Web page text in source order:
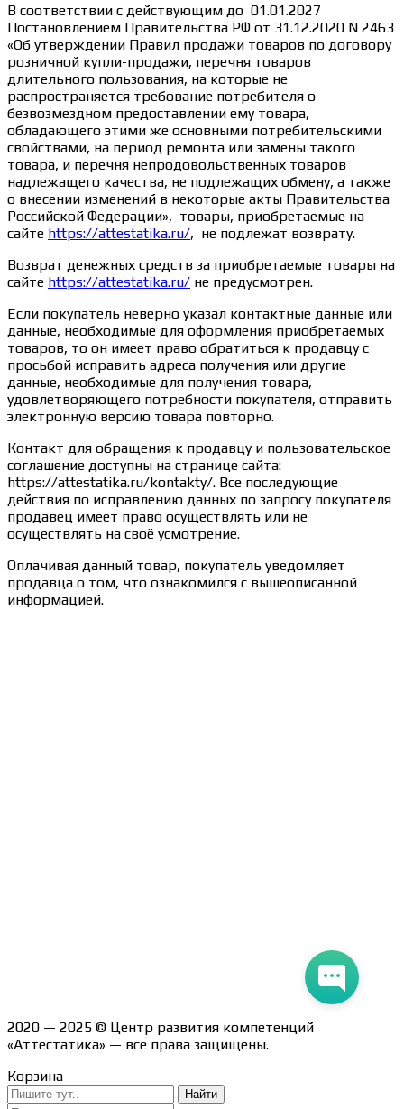
В соответствии с действующим до 01.01.2027
Постановлением Правительства РФ от 31.12.2020 N 2463
«Об утверждении Правил продажи товаров по договору
розничной купли-продажи, перечня товаров
длительного пользования, на которые не
распространяется требование потребителя о
безвозмездном предоставлении ему товара,
обладающего этими же основными потребительскими
свойствами, на период ремонта или замены такого
товара, и перечня непродовольственных товаров
надлежащего качества, не подлежащих обмену, а также
о внесении изменений в некоторые акты Правительства
Российской Федерации», товары, приобретаемые на
сайте https://attestatika.ru/, не подлежат возврату.
Возврат денежных средств за приобретаемые товары на
сайте https://attestatika.ru/ не предусмотрен.
Если покупатель неверно указал контактные данные или
данные, необходимые для оформления приобретаемых
товаров, то он имеет право обратиться к продавцу с
просьбой исправить адреса получения или другие
данные, необходимые для получения товара,
удовлетворяющего потребности покупателя, отправить
электронную версию товара повторно.
Контакт для обращения к продавцу и пользовательское
соглашение доступны на странице сайта:
https://attestatika.ru/kontakty/. Все последующие
действия по исправлению данных по запросу покупателя
продавец имеет право осуществлять или не
осуществлять на своё усмотрение.
Оплачивая данный товар, покупатель уведомляет
продавца о том, что ознакомился с вышеописанной
информацией.
Лицензия на образовательную деятельность Л035-
2020 — 2025 © Центр развития компетенций
«Аттестатика» — все права защищены.
Корзина